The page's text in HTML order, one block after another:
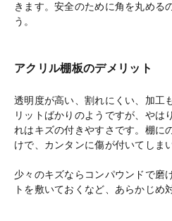
きます。安全のために角を丸める
う。
アクリル棚板のデメリット
透明度が高い、割れにくい、加工
リットばかりのようですが、やは
れはキズの付きやすさです。棚に
けで、カンタンに傷が付いてしま
少々のキズならコンパウンドで磨
トを敷いておくなど、あらかじめ